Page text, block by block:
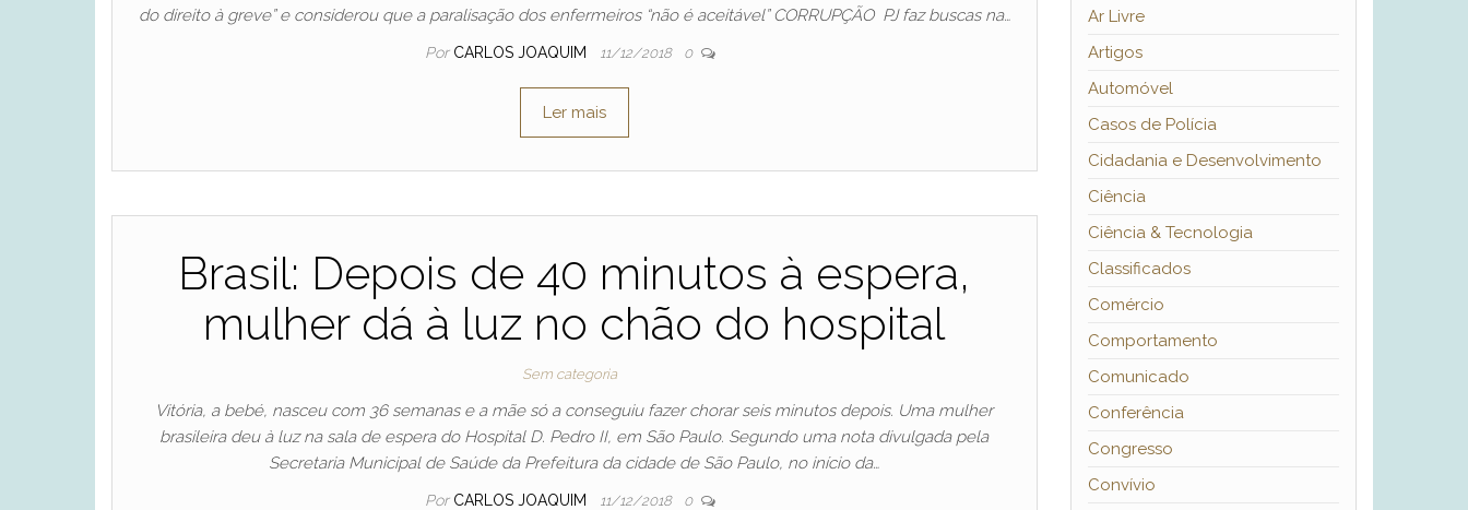
do direito à greve” e considerou que a paralisação dos enfermeiros “não é aceitável” CORRUPÇÃO PJ faz buscas na…
Por CARLOS JOAQUIM 11/12/2018 0
Ler mais
Brasil: Depois de 40 minutos à espera,
mulher dá à luz no chão do hospital
Sem categoria
Vitória, a bebé, nasceu com 36 semanas e a mãe só a conseguiu fazer chorar seis minutos depois. Uma mulher
brasileira deu à luz na sala de espera do Hospital D. Pedro II, em São Paulo. Segundo uma nota divulgada pela
Secretaria Municipal de Saúde da Prefeitura da cidade de São Paulo, no início da…
Por CARLOS JOAQUIM 11/12/2018 0
Ar Livre
Artigos
Automóvel
Casos de Polícia
Cidadania e Desenvolvimento
Ciência
Ciência & Tecnologia
Classificados
Comércio
Comportamento
Comunicado
Conferência
Congresso
Convívio